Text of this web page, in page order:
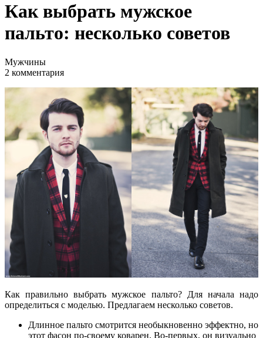
Как выбрать мужское
пальто: несколько советов
Мужчины
2 комментария
Как правильно выбрать мужское пальто? Для начала надо
определиться с моделью. Предлагаем несколько советов.
Длинное пальто смотрится необыкновенно эффектно, но
этот фасон по-своему коварен. Во-первых, он визуально